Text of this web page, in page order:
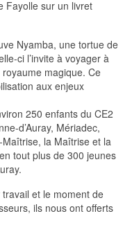
Fayolle sur un livret
Nyamba, une tortue de
ci l’invite à voyager à
magique. Ce
aux enjeux
250 enfants du CE2
d’Auray, Mériadec,
la Maîtrise et la
tout plus de 300 jeunes
et le moment de
ils nous ont offerts